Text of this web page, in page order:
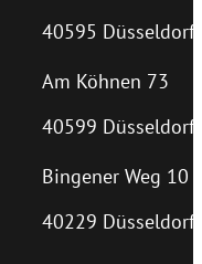
40595 Düsseldorf
Am Köhnen 73
40599 Düsseldorf
Bingener Weg 10
40229 Düsseldorf